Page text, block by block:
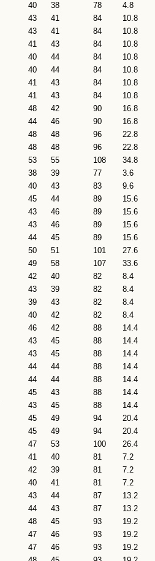
40 38 78 4.8
43 41 84 10.8
43 41 84 10.8
41 43 84 10.8
40 44 84 10.8
40 44 84 10.8
41 43 84 10.8
41 43 84 10.8
48 42 90 16.8
44 46 90 16.8
48 48 96 22.8
48 48 96 22.8
53 55 108 34.8
38 39 77 3.6
40 43 83 9.6
45 44 89 15.6
43 46 89 15.6
43 46 89 15.6
44 45 89 15.6
50 51 101 27.6
49 58 107 33.6
42 40 82 8.4
43 39 82 8.4
39 43 82 8.4
40 42 82 8.4
46 42 88 14.4
43 45 88 14.4
43 45 88 14.4
44 44 88 14.4
44 44 88 14.4
45 43 88 14.4
43 45 88 14.4
45 49 94 20.4
45 49 94 20.4
47 53 100 26.4
41 40 81 7.2
42 39 81 7.2
40 41 81 7.2
43 44 87 13.2
44 43 87 13.2
48 45 93 19.2
47 46 93 19.2
47 46 93 19.2